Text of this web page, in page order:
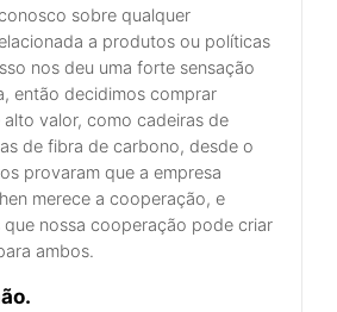
sobre qualquer
a produtos ou políticas
nos deu uma forte sensação
então decidimos comprar
valor, como cadeiras de
de fibra de carbono, desde o
provaram que a empresa
merece a cooperação, e
que nossa cooperação pode criar
ambos.